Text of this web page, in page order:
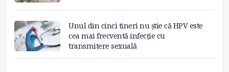
Unul din cinci tineri nu știe că HPV este
cea mai frecventă infecție cu
transmitere sexuală